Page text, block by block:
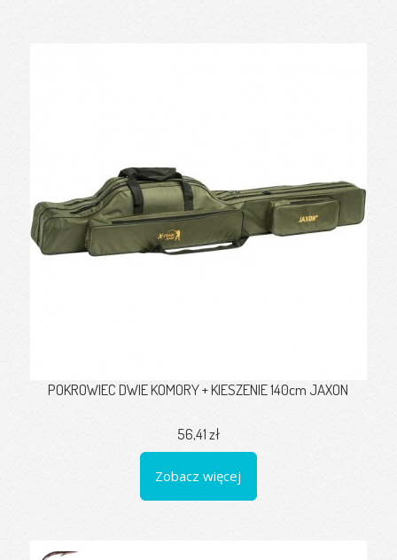
POKROWIEC DWIE KOMORY + KIESZENIE 140cm JAXON
56,41 zł
Zobacz więcej